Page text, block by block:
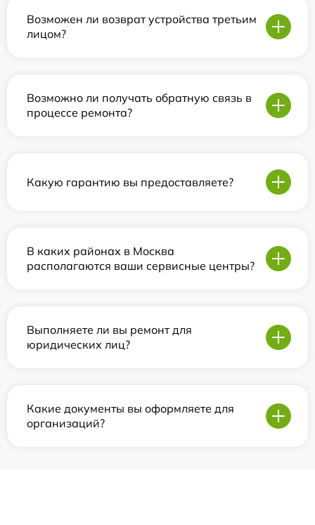
Возможен ли возврат устройства третьим
лицом?
Возможно ли получать обратную связь в
процессе ремонта?
Какую гарантию вы предоставляете?
В каких районах в Москва
располагаются ваши сервисные центры?
Выполняете ли вы ремонт для
юридических лиц?
Какие документы вы оформляете для
организаций?